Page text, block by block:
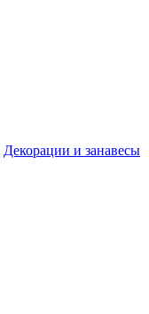
Декорации и занавесы